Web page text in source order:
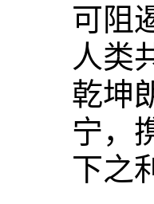
可阻
人类
乾坤
宁，
下之